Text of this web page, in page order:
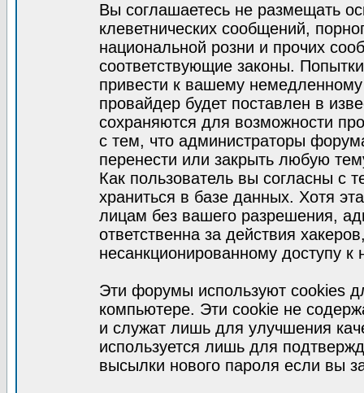
Вы соглашаетесь не размещать
клеветнических сообщений,
национальной розни и прочих
соответствующие законы.
привести к вашему
провайдер будет поставлен в
сохраняются для возможности
с тем, что администраторы
перенести или закрыть любую
Как пользователь вы согласны с
храниться в базе данных. Хотя
лицам без вашего разрешения,
ответственна за действия
несанкционированному доступу к
Эти форумы используют cookies
компьютере. Эти cookie не
и служат лишь для улучшения
используется лишь для
высылки нового пароля если вы